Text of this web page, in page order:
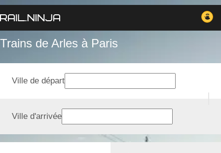
Trains de Arles à Paris
Ville de départ
Ville d'arrivée